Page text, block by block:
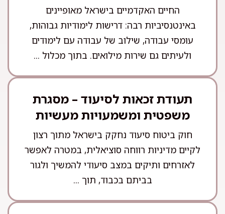
החיים האקדמיים בישראל מאופיינים
באינטנסיביות רבה: דרישות לימודיות גבוהות,
עומסי עבודה, שילוב של עבודה עם לימודים
ולעיתים גם שירות מילואים. בתוך מכלול ...
תעודת זכאות לסיעוד – מסגרת
משפטית ומשמעויות מעשיות
חוק ביטוח סיעוד נחקק בישראל מתוך רצון
לקיים מדיניות רווחה סוציאלית, במטרה לאפשר
לאזרחים ותיקים במצב סיעודי להמשיך ולגור
בביתם בכבוד, תוך ...